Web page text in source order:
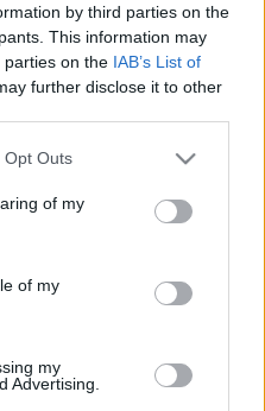
by third parties on the
This information may
parties on the IAB’s List of
further disclose it to other
uses one or more Google
behaviour. You may click to
and its third-party tags to
purposes in below Google
Opt Outs
of my
of my
my
Advertising.
változásról, ezek között
javaslat is.
FORDULT KI A
megviselték az elemek a
POLGÁRMESTER,
KISERDŐ
alá helyezték” a
pont az ellenkezője igaz:
VAN A